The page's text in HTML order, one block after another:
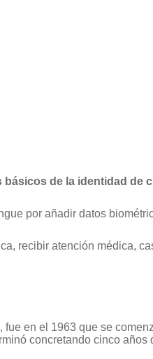
básicos de la identidad de
por añadir datos
recibir atención médica,
, fue en el 1963 que se
concretando cinco años